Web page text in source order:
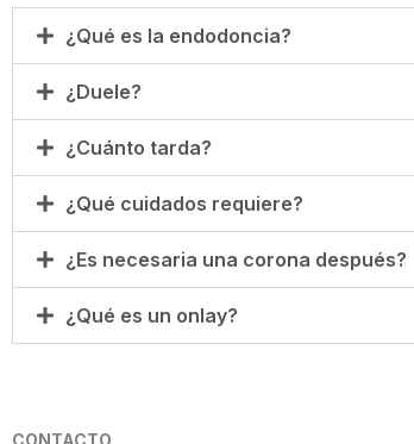
¿Qué es la endodoncia?
¿Duele?
¿Cuánto tarda?
¿Qué cuidados requiere?
¿Es necesaria una corona después?
¿Qué es un onlay?
CONTACTO